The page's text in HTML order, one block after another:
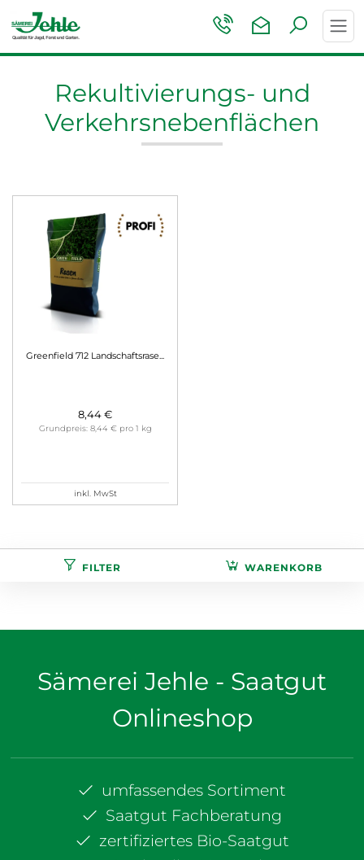
Rekultivierungs- und
Verkehrsnebenflächen
Greenfield 712 Landschaftsrase...
8,44 €
Grundpreis: 8,44 € pro 1 kg
inkl. MwSt
FILTER WARENKORB
Sämerei Jehle - Saatgut
Onlineshop
umfassendes Sortiment
Saatgut Fachberatung
zertifiziertes Bio-Saatgut